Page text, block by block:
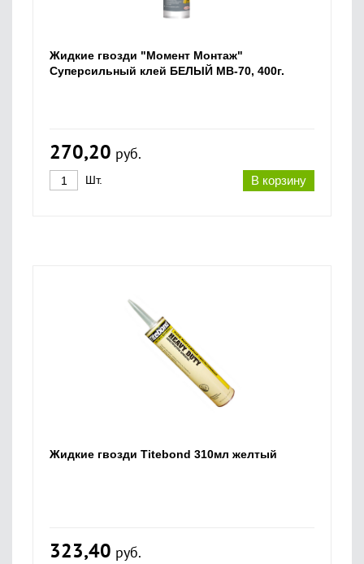
Жидкие гвозди "Момент Монтаж"
Суперсильный клей БЕЛЫЙ МВ-70, 400г.
270,20 руб.
В корзину
Шт.
Жидкие гвозди Titebond 310мл желтый
323,40 руб.